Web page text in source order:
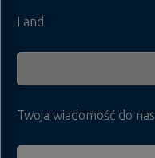
Land
Twoja wiadomość do nas